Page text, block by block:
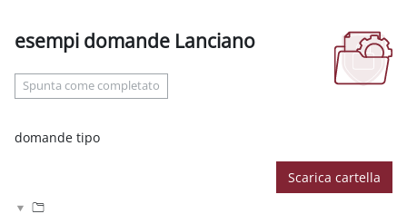
esempi domande Lanciano
Spunta come completato
domande tipo
Scarica cartella